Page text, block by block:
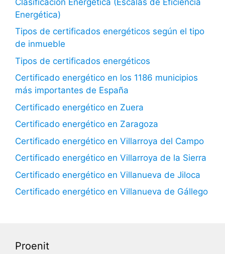
Energética)
Tipos de certificados energéticos según el tipo
de inmueble
Tipos de certificados energéticos
Certificado energético en los 1186 municipios
más importantes de España
Certificado energético en Zuera
Certificado energético en Zaragoza
Certificado energético en Villarroya del Campo
Certificado energético en Villarroya de la Sierra
Certificado energético en Villanueva de Jiloca
Certificado energético en Villanueva de Gállego
Proenit